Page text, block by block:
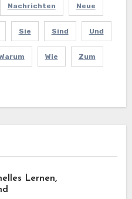
Nachrichten Neue
Sie Sind Und
Wie Zum
Lernen,